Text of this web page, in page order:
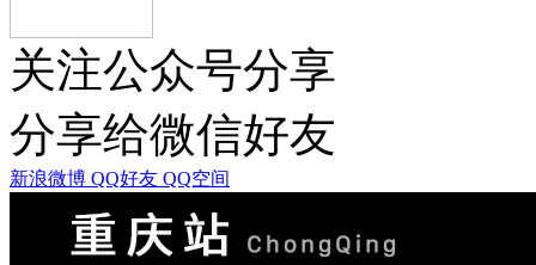
关注公众号分享
分享给微信好友
新浪微博 QQ好友 QQ空间